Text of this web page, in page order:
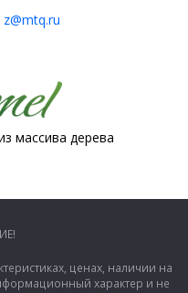
z@mtq.ru
массива дерева
ценах, наличии на
характер и не